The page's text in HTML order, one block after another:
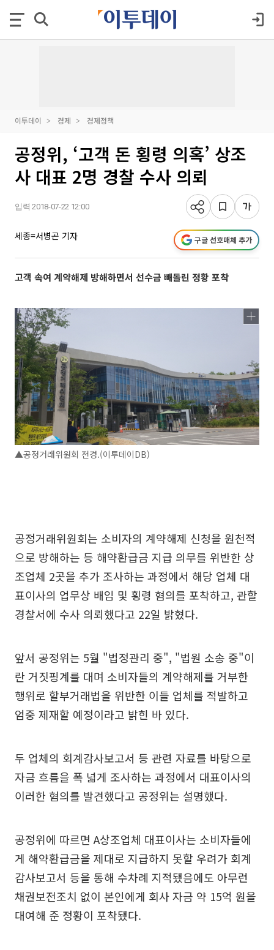
이투데이 경제 경제정책
공정위, ‘고객 돈 횡령 의혹’ 상조
사 대표 2명 경찰 수사 의뢰
입력 2018-07-22 12:00
세종=서병곤 기자 구글 선호매체 추가
고객 속여 계약해제 방해하면서 선수금 빼돌린 정황 포착
▲공정거래위원회 전경.(이투데이DB)
공정거래위원회는 소비자의 계약해제 신청을 원천적
으로 방해하는 등 해약환급금 지급 의무를 위반한 상
조업체 2곳을 추가 조사하는 과정에서 해당 업체 대
표이사의 업무상 배임 및 횡령 혐의를 포착하고, 관할
경찰서에 수사 의뢰했다고 22일 밝혔다.
앞서 공정위는 5월 "법정관리 중", "법원 소송 중"이
란 거짓핑계를 대며 소비자들의 계약해제를 거부한
행위로 할부거래법을 위반한 이들 업체를 적발하고
엄중 제재할 예정이라고 밝힌 바 있다.
두 업체의 회계감사보고서 등 관련 자료를 바탕으로
자금 흐름을 폭 넓게 조사하는 과정에서 대표이사의
이러한 혐의를 발견했다고 공정위는 설명했다.
공정위에 따르면 A상조업체 대표이사는 소비자들에
게 해약환급금을 제대로 지급하지 못할 우려가 회계
감사보고서 등을 통해 수차례 지적됐음에도 아무런
채권보전조치 없이 본인에게 회사 자금 약 15억 원을
대여해 준 정황이 포착됐다.